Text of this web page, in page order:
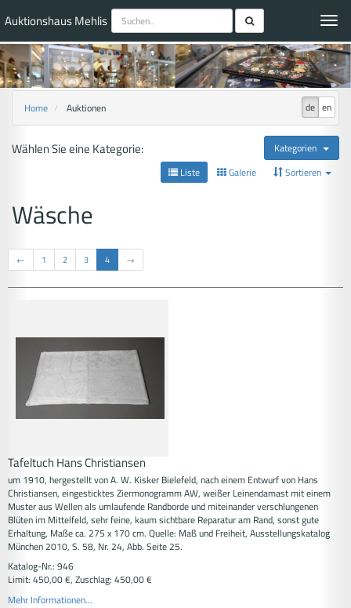
Auktionshaus Mehlis
de en
Home Auktionen
Kategorien
Wählen Sie eine Kategorie:
Liste Galerie Sortieren
Wäsche
← 1 2 3 4 →
Tafeltuch Hans Christiansen
um 1910, hergestellt von A. W. Kisker Bielefeld, nach einem Entwurf von Hans
Christiansen, eingesticktes Ziermonogramm AW, weißer Leinendamast mit einem
Muster aus Wellen als umlaufende Randborde und miteinander verschlungenen
Blüten im Mittelfeld, sehr feine, kaum sichtbare Reparatur am Rand, sonst gute
Erhaltung, Maße ca. 275 x 170 cm. Quelle: Maß und Freiheit, Ausstellungskatalog
München 2010, S. 58, Nr. 24, Abb. Seite 25.
Katalog-Nr.: 946
Limit: 450,00 €, Zuschlag: 450,00 €
Mehr Informationen...